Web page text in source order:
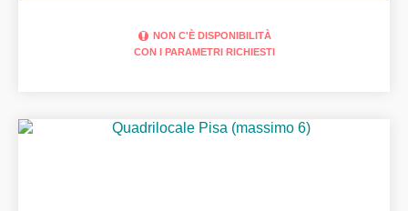
NON C'È DISPONIBILITÀ
CON I PARAMETRI RICHIESTI